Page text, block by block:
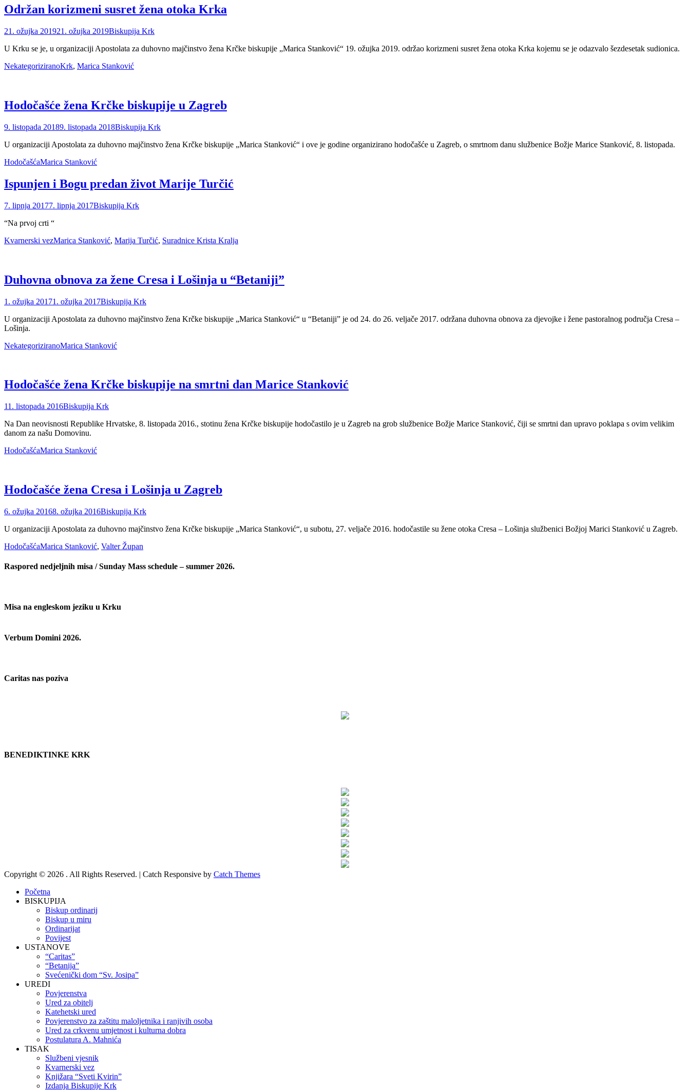
Održan korizmeni susret žena otoka Krka
Posted
21. ožujka 201921. ožujka 2019Author
Biskupija Krk
U Krku se je, u organizaciji Apostolata za duhovno majčinstvo žena Krčke biskupije „Marica Stanković“ 19. ožujka 2019. održao korizmeni susret žena otoka Krka kojemu se je odazvalo šezdesetak sudionica.
Categories
NekategoriziranoTags
Krk, Marica Stanković
Hodočašće žena Krčke biskupije u Zagreb
Posted
9. listopada 20189. listopada 2018Author
Biskupija Krk
U organizaciji Apostolata za duhovno majčinstvo žena Krčke biskupije „Marica Stanković“ i ove je godine organizirano hodočašće u Zagreb, o smrtnom danu službenice Božje Marice Stanković, 8. listopada.
Categories
HodočašćaTags
Marica Stanković
Ispunjen i Bogu predan život Marije Turčić
Posted
7. lipnja 20177. lipnja 2017Author
Biskupija Krk
“Na prvoj crti “
Categories
Kvarnerski vezTags
Marica Stanković, Marija Turčić, Suradnice Krista Kralja
Duhovna obnova za žene Cresa i Lošinja u “Betaniji”
Posted
1. ožujka 20171. ožujka 2017Author
Biskupija Krk
U organizaciji Apostolata za duhovno majčinstvo žena Krčke biskupije „Marica Stanković“ u “Betaniji” je od 24. do 26. veljače 2017. održana duhovna obnova za djevojke i žene pastoralnog područja Cresa –
Lošinja.
Categories
NekategoriziranoTags
Marica Stanković
Hodočašće žena Krčke biskupije na smrtni dan Marice Stanković
Posted
11. listopada 2016Author
Biskupija Krk
Na Dan neovisnosti Republike Hrvatske, 8. listopada 2016., stotinu žena Krčke biskupije hodočastilo je u Zagreb na grob službenice Božje Marice Stanković, čiji se smrtni dan upravo poklapa s ovim velikim
danom za našu Domovinu.
Categories
HodočašćaTags
Marica Stanković
Hodočašće žena Cresa i Lošinja u Zagreb
Posted
6. ožujka 20168. ožujka 2016Author
Biskupija Krk
U organizaciji Apostolata za duhovno majčinstvo žena Krčke biskupije „Marica Stanković“, u subotu, 27. veljače 2016. hodočastile su žene otoka Cresa – Lošinja službenici Božjoj Marici Stanković u Zagreb.
Categories
HodočašćaTags
Marica Stanković, Valter Župan
Raspored nedjeljnih misa / Sunday Mass schedule – summer 2026.
Misa na engleskom jeziku u Krku
Verbum Domini 2026.
Caritas nas poziva
BENEDIKTINKE KRK
Copyright © 2026 . All Rights Reserved. | Catch Responsive by Catch Themes
Početna
BISKUPIJA
Biskup ordinarij
Biskup u miru
Ordinarijat
Povijest
USTANOVE
“Caritas”
“Betanija”
Svećenički dom “Sv. Josipa”
UREDI
Povjerenstva
Ured za obitelj
Katehetski ured
Povjerenstvo za zaštitu maloljetnika i ranjivih osoba
Ured za crkvenu umjetnost i kulturna dobra
Postulatura A. Mahnića
TISAK
Službeni vjesnik
Kvarnerski vez
Knjižara “Sveti Kvirin”
Izdanja Biskupije Krk